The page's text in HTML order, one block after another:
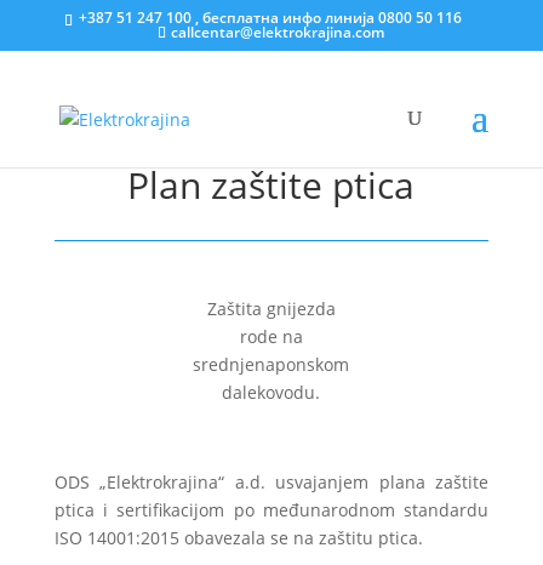
+387 51 247 100 , бесплатна инфо линија 0800 50 116
callcentar@elektrokrajina.com
Plan zaštite ptica
Zaštita gnijezda
rode na
srednjenaponskom
dalekovodu.
ODS „Elektrokrajina“ a.d. usvajanjem plana zaštite
ptica i sertifikacijom po međunarodnom standardu
ISO 14001:2015 obavezala se na zaštitu ptica.